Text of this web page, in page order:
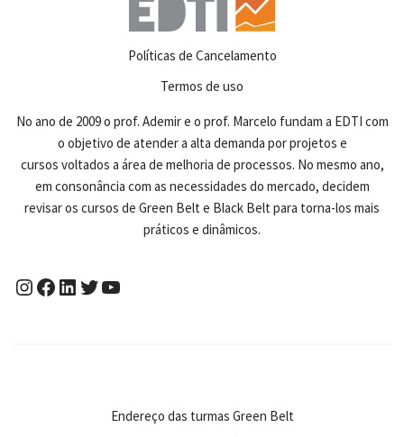
Políticas de Cancelamento
Termos de uso
No ano de 2009 o prof. Ademir e o prof. Marcelo fundam a EDTI com
o objetivo de atender a alta demanda por projetos e
cursos voltados a área de melhoria de processos. No mesmo ano,
em consonância com as necessidades do mercado, decidem
revisar os cursos de Green Belt e Black Belt para torna-los mais
práticos e dinâmicos.
Endereço das turmas Green Belt